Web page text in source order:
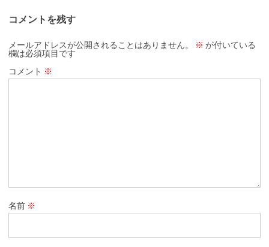
コメントを残す
メールアドレスが公開されることはありません。 ※ が付いている
欄は必須項目です
コメント ※
名前 ※